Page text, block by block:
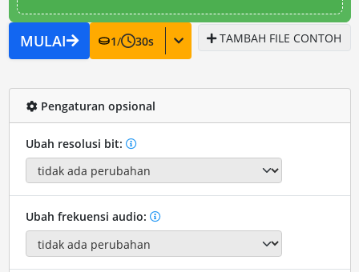
MULAI 1/ 30s TAMBAH FILE CONTOH
Pengaturan opsional
Ubah resolusi bit:
Ubah frekuensi audio: